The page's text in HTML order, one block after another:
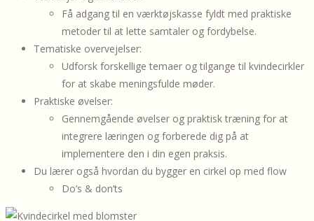
Få adgang til en værktøjskasse fyldt med praktiske
metoder til at lette samtaler og fordybelse.
Tematiske overvejelser:
Udforsk forskellige temaer og tilgange til kvindecirkler
for at skabe meningsfulde møder.
Praktiske øvelser:
Gennemgående øvelser og praktisk træning for at
integrere læringen og forberede dig på at
implementere den i din egen praksis.
Du lærer også hvordan du bygger en cirkel op med flow
Do’s & don’ts